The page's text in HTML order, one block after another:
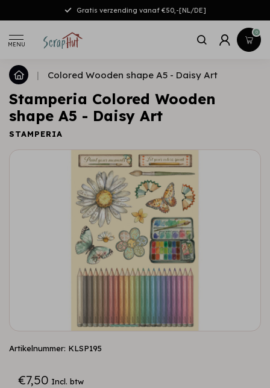
Gratis verzending vanaf €50,-[NL/DE]
MENU
0
| Colored Wooden shape A5 - Daisy Art
Stamperia Colored Wooden
shape A5 - Daisy Art
STAMPERIA
Artikelnummer: KLSP195
€7,50 Incl. btw